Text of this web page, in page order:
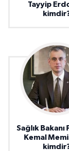
Tayyip
Sağlık Bakanı
Kemal